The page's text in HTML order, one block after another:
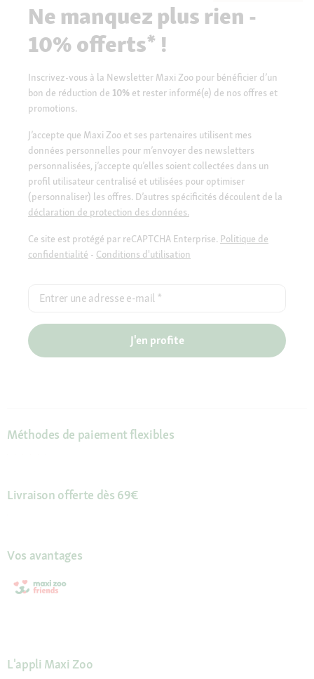
Ne manquez plus rien -
10% offerts* !
Inscrivez-vous à la Newsletter Maxi Zoo pour bénéficier d’un
bon de réduction de 10% et rester informé(e) de nos offres et
promotions.
J’accepte que Maxi Zoo et ses partenaires utilisent mes
données personnelles pour m’envoyer des newsletters
personnalisées, j’accepte qu’elles soient collectées dans un
profil utilisateur centralisé et utilisées pour optimiser
(personnaliser) les offres. D’autres spécificités découlent de la
déclaration de protection des données.
Ce site est protégé par reCAPTCHA Enterprise. Politique de
confidentialité - Conditions d'utilisation
Entrer une adresse e-mail *
J'en profite
Méthodes de paiement flexibles
Livraison offerte dès 69€
Vos avantages
L'appli Maxi Zoo